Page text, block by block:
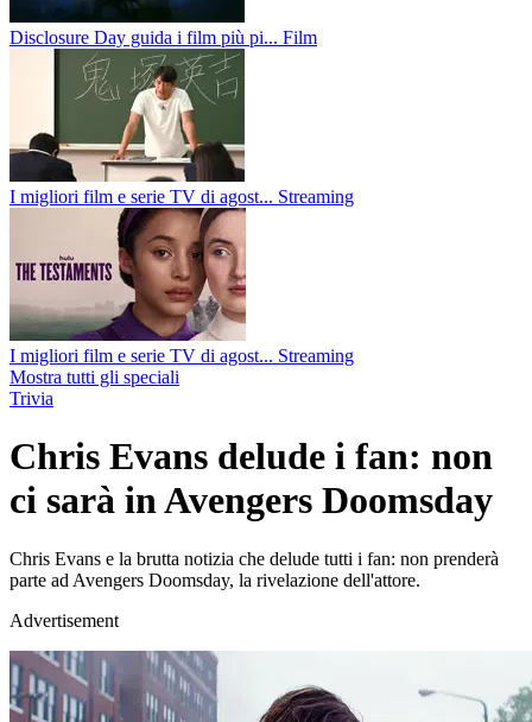
Disclosure Day guida i film più pi... Film
I migliori film e serie TV di agost... Streaming
I migliori film e serie TV di agost... Streaming
Mostra tutti gli speciali
Trivia
Chris Evans delude i fan: non
ci sarà in Avengers Doomsday
Chris Evans e la brutta notizia che delude tutti i fan: non prenderà
parte ad Avengers Doomsday, la rivelazione dell'attore.
Advertisement